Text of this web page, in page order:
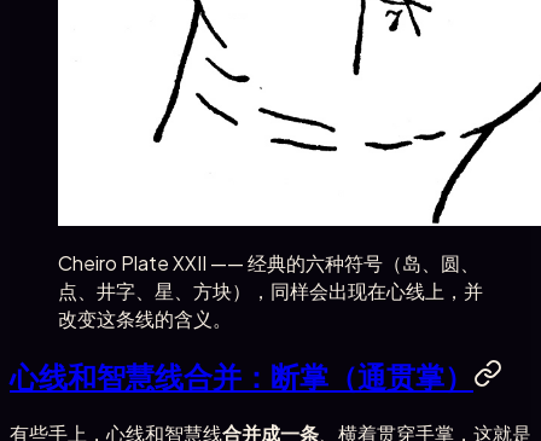
Cheiro Plate XXII —— 经典的六种符号（岛、圆、
点、井字、星、方块），同样会出现在心线上，并
改变这条线的含义。
心线和智慧线合并：断掌（通贯掌）
有些手上，心线和智慧线合并成一条、横着贯穿手掌，这就是